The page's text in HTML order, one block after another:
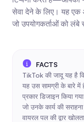
सेवा देने के लिए। यह एक
जो उपयोगकर्ताओं को
TikTok की जादू यह है
यह उस सामग्री के बारे
प्रकार डिजाइन किया
जो उनके कार्य की
वायरल पल की द्वार